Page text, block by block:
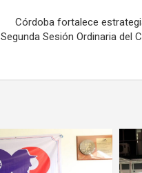
Córdoba fortalece
Segunda Sesión Ordinaria del